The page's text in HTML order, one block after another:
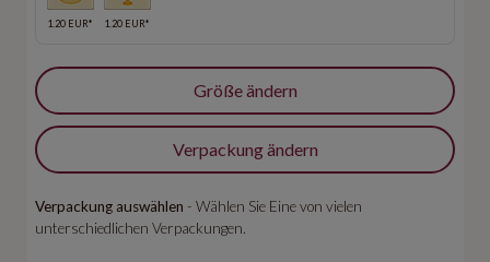
1.20 EUR* 1.20 EUR*
Größe ändern
Verpackung ändern
Verpackung auswählen - Wählen Sie Eine von vielen
unterschiedlichen Verpackungen.